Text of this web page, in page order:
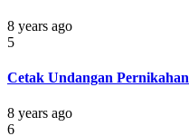
8 years ago
5
Cetak Undangan Pernikahan
8 years ago
6